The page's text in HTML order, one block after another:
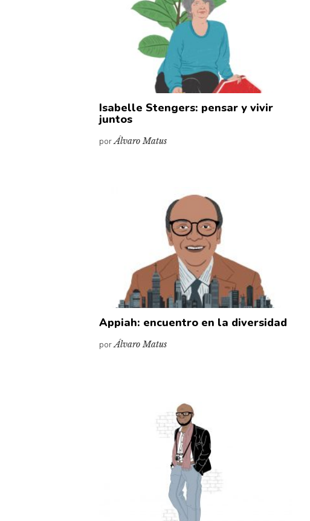
Isabelle Stengers: pensar y vivir
juntos
porÁlvaro Matus
Appiah: encuentro en la diversidad
porÁlvaro Matus